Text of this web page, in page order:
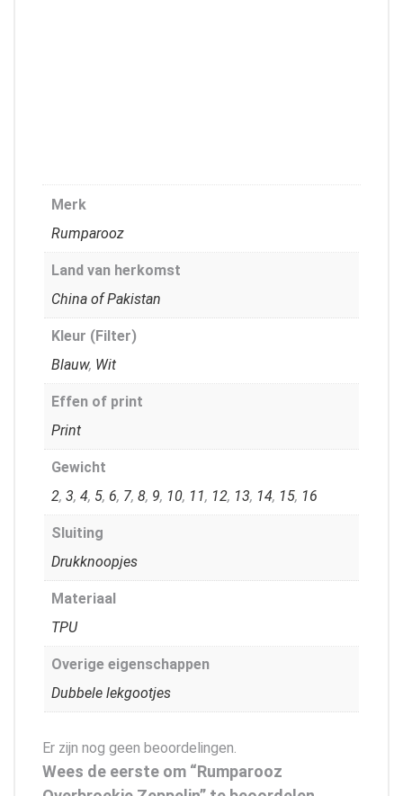
Merk
Rumparooz
Land van herkomst
China of Pakistan
Kleur (Filter)
Blauw, Wit
Effen of print
Print
Gewicht
2, 3, 4, 5, 6, 7, 8, 9, 10, 11, 12, 13, 14, 15, 16
Sluiting
Drukknoopjes
Materiaal
TPU
Overige eigenschappen
Dubbele lekgootjes
Er zijn nog geen beoordelingen.
Wees de eerste om “Rumparooz